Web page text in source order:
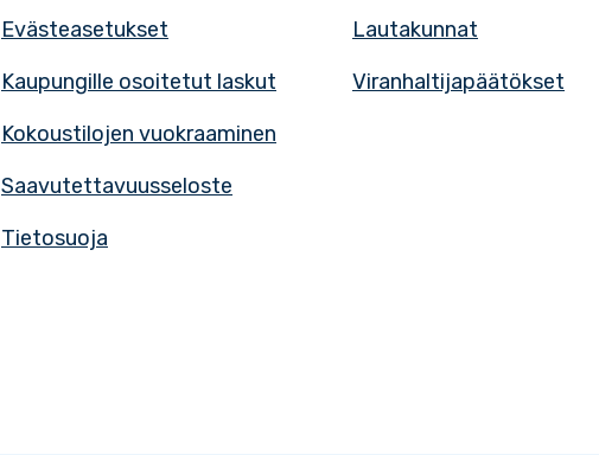
Evästeasetukset
Kaupungille osoitetut laskut
Kokoustilojen vuokraaminen
Saavutettavuusseloste
Tietosuoja
Lautakunnat
Viranhaltijapäätökset